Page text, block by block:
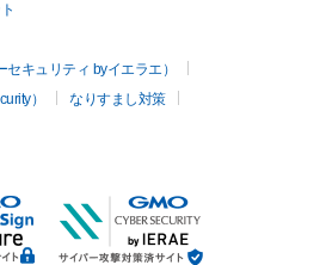
キュリティ byイエラエ）
）
なりすまし対策